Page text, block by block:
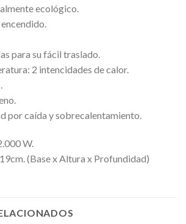
ecológico.
para su fácil traslado.
2 intencidades de calor.
por caída y sobrecalentamiento.
W.
(Base x Altura x Profundidad)